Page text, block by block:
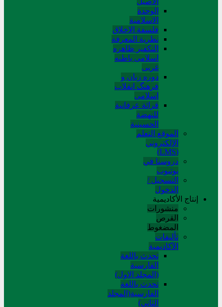
الوحدة
الاسلامیة
فلسفة الاخلاق
نظریة المعرفة
التکفیر ظاهره
اسلامی باطنه
غربی
دوره زبان و
فرهنگ انقلاب
اسلامی
قرائة عرفانیة
للنهضة
الحسینیة
الموقع التعلم
الإلکتروني
(LMS)
دروسنا في
يوتيوب
التسجيل /
الدخول
إنتاج الأكاديمية
منشورات
القرص
المضغوط
تألیفات
الآکادیمیة
تحدث باللغة
الفارسية
(المجلد الاول)
تحدث باللغة
الفارسية(المجلد
الثاني)